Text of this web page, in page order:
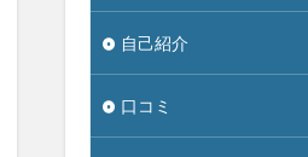
自己紹介
口コミ